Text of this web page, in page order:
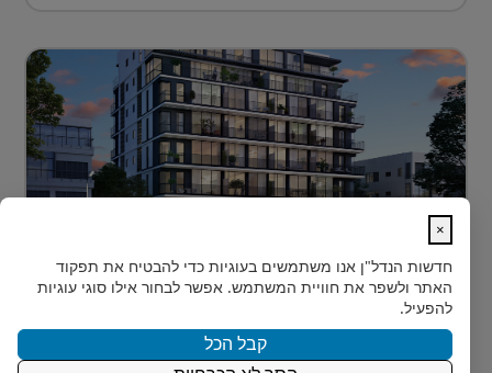
בלב הצפון-הישן של תל אביב, במרחק דקות הליכה ספורות
מהלוקיישנים האייקוניים ביותר בעיר, מציעה Rozio
SELECTED - מותג הי?...
×
חדשות הנדל"ן אנו משתמשים בעוגיות כדי להבטיח את תפקוד
האתר ולשפר את חוויית המשתמש. אפשר לבחור אילו סוגי עוגיות
להפעיל.
קבל הכל